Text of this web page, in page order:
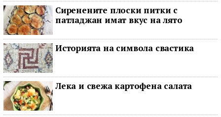
Сиренените плоски питки с
патладжан имат вкус на лято
Историята на символа свастика
Лека и свежа картофена салата